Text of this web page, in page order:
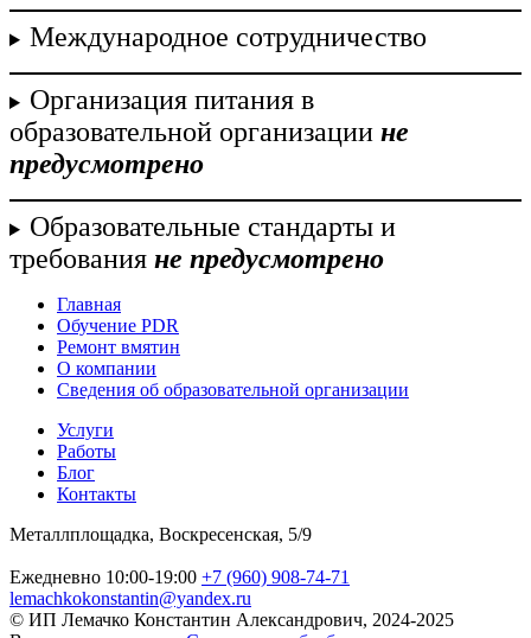
Международное сотрудничество
Организация питания в
образовательной организации не
предусмотрено
Образовательные стандарты и
требования не предусмотрено
Главная
Обучение PDR
Ремонт вмятин
О компании
Сведения об образовательной организации
Услуги
Работы
Блог
Контакты
Металлплощадка, Воскресенская, 5/9
Ежедневно 10:00-19:00 +7 (960) 908-74-71
lemachkokonstantin@yandex.ru
© ИП Лемачко Константин Александрович, 2024-2025